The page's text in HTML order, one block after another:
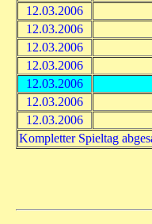
12.03.2006
12.03.2006
12.03.2006
12.03.2006
12.03.2006
12.03.2006
12.03.2006
Kompletter Spieltag